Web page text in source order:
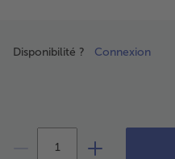
Disponibilité ? Connexion